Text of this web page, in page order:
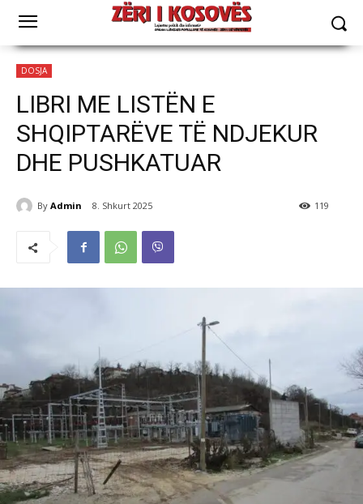
DOSJA
LIBRI ME LISTËN E
SHQIPTARËVE TË NDJEKUR
DHE PUSHKATUAR
By Admin 8. Shkurt 2025 119